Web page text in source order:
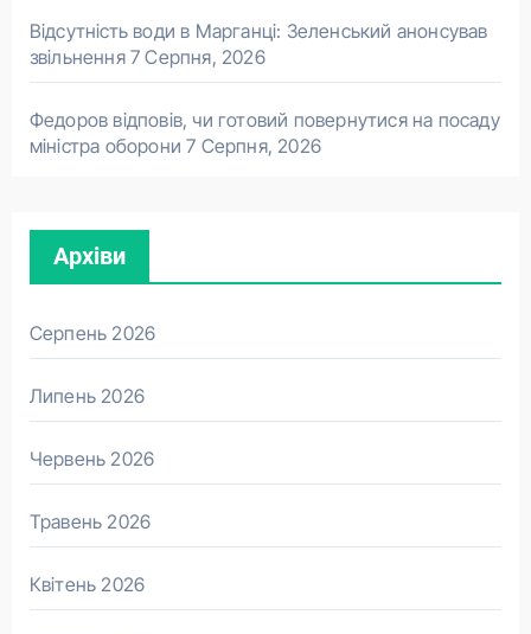
Відсутність води в Марганці: Зеленський анонсував
звільнення 7 Серпня, 2026
Федоров відповів, чи готовий повернутися на посаду
міністра оборони 7 Серпня, 2026
Архіви
Серпень 2026
Липень 2026
Червень 2026
Травень 2026
Квітень 2026